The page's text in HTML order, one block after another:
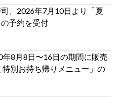
、2026年7月10日より「夏
予約を受付
年8月8日〜16日の期間に販売
特別お持ち帰りメニュー」の